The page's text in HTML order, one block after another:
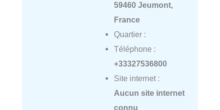
59460 Jeumont,
France
Quartier :
Téléphone :
+33327536800
Site internet :
Aucun site internet
connu